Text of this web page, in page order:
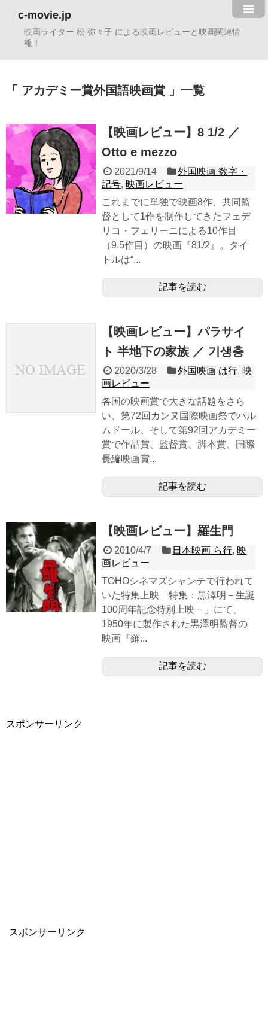
c-movie.jp
映画ライター 松 弥々子 による映画レビューと映画関連情
報！
アカデミー賞外国語映画賞 一覧
【映画レビュー】8 1/2 ／
Otto e mezzo
2021/9/14
外国映画 数字・
記号, 映画レビュー
これまでに単独で映画8作、共同監
督として1作を制作してきたフェデ
リコ・フェリーニによる10作目
（9.5作目）の映画『81/2』。タイ
トルは“...
記事を読む
【映画レビュー】パラサイ
ト 半地下の家族 ／ 기생충
2020/3/28 外国映画 は行, 映
画レビュー
各国の映画賞で大きな話題をさら
い、第72回カンヌ国際映画祭でパル
ムドール、そして第92回アカデミー
賞で作品賞、監督賞、脚本賞、国際
長編映画賞...
記事を読む
【映画レビュー】羅生門
2010/4/7 日本映画 ら行, 映
画レビュー
TOHOシネマズシャンテで行われて
いた特集上映「特集：黒澤明－生誕
100周年記念特別上映－」にて、
1950年に製作された黒澤明監督の
映画『羅...
記事を読む
スポンサーリンク
スポンサーリンク